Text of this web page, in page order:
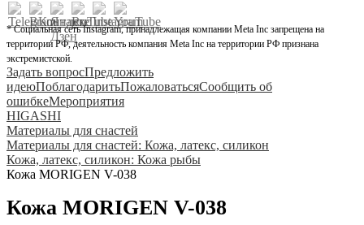
* Социальная сеть Instagram, принадлежащая компании Meta Inc запрещена на
территории РФ, деятельность компания Meta Inc на территории РФ признана
экстремистской.
Задать вопросПредложить
идеюПоблагодаритьПожаловатьсяСообщить об
ошибкеМероприятия
HIGASHI
Материалы для снастей
Материалы для снастей: Кожа, латекс, силикон
Кожа, латекс, силикон: Кожа рыбы
Кожа MORIGEN V-038
Кожа MORIGEN V-038